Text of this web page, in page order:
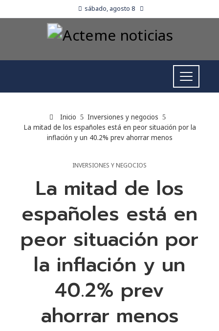
sábado, agosto 8
Inicio
Inversiones y negocios
La mitad de los españoles está en peor situación por la
inflación y un 40.2% prev ahorrar menos
INVERSIONES Y NEGOCIOS
La mitad de los
españoles está en
peor situación por
la inflación y un
40.2% prev
ahorrar menos